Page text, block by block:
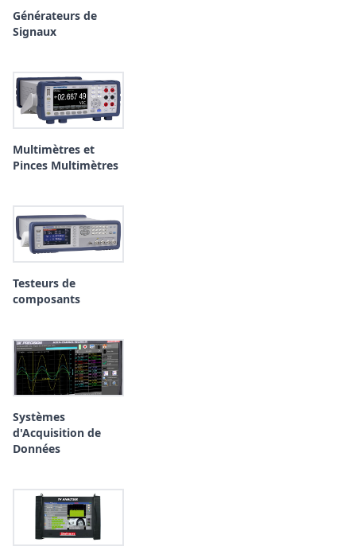
Générateurs de
Signaux
Multimètres et
Pinces Multimètres
Testeurs de
composants
Systèmes
d'Acquisition de
Données